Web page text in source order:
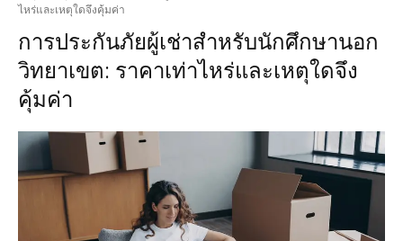
ไหร่และเหตุใดจึงคุ้มค่า
การประกันภัยผู้เช่าสำหรับนักศึกษานอก
วิทยาเขต: ราคาเท่าไหร่และเหตุใดจึง
คุ้มค่า